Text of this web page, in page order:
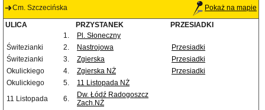
Cm. Szczecińska Pokaż na mapie
ULICA PRZYSTANEK
PRZESIADKI
1.
Pl. Słoneczny
Świtezianki
2. Nastrojowa
Przesiadki
Świtezianki
3. Zgierska
Przesiadki
Okulickiego
4. Zgierska NŻ
Przesiadki
Okulickiego
5.
11 Listopada NŻ
11 Listopada
6.
Dw. Łódź Radogoszcz
Zach.NŻ